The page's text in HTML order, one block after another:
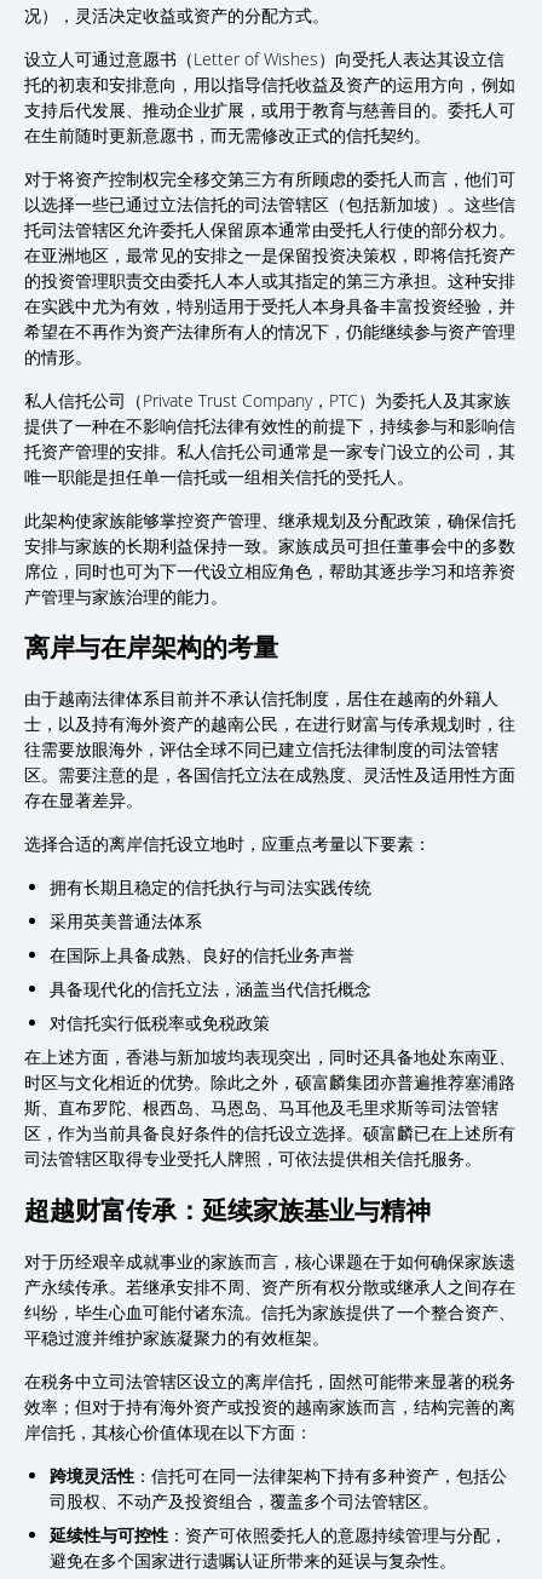
况），灵活决定收益或资产的分配方式。
设立人可通过意愿书（Letter of Wishes）向受托人表达其设立信
托的初衷和安排意向，用以指导信托收益及资产的运用方向，例如
支持后代发展、推动企业扩展，或用于教育与慈善目的。委托人可
在生前随时更新意愿书，而无需修改正式的信托契约。
对于将资产控制权完全移交第三方有所顾虑的委托人而言，他们可
以选择一些已通过立法信托的司法管辖区（包括新加坡）。这些信
托司法管辖区允许委托人保留原本通常由受托人行使的部分权力。
在亚洲地区，最常见的安排之一是保留投资决策权，即将信托资产
的投资管理职责交由委托人本人或其指定的第三方承担。这种安排
在实践中尤为有效，特别适用于受托人本身具备丰富投资经验，并
希望在不再作为资产法律所有人的情况下，仍能继续参与资产管理
的情形。
私人信托公司（Private Trust Company，PTC）为委托人及其家族
提供了一种在不影响信托法律有效性的前提下，持续参与和影响信
托资产管理的安排。私人信托公司通常是一家专门设立的公司，其
唯一职能是担任单一信托或一组相关信托的受托人。
此架构使家族能够掌控资产管理、继承规划及分配政策，确保信托
安排与家族的长期利益保持一致。家族成员可担任董事会中的多数
席位，同时也可为下一代设立相应角色，帮助其逐步学习和培养资
产管理与家族治理的能力。
离岸与在岸架构的考量
由于越南法律体系目前并不承认信托制度，居住在越南的外籍人
士，以及持有海外资产的越南公民，在进行财富与传承规划时，往
往需要放眼海外，评估全球不同已建立信托法律制度的司法管辖
区。需要注意的是，各国信托立法在成熟度、灵活性及适用性方面
存在显著差异。
选择合适的离岸信托设立地时，应重点考量以下要素：
拥有长期且稳定的信托执行与司法实践传统
采用英美普通法体系
在国际上具备成熟、良好的信托业务声誉
具备现代化的信托立法，涵盖当代信托概念
对信托实行低税率或免税政策
在上述方面，香港与新加坡均表现突出，同时还具备地处东南亚、
时区与文化相近的优势。除此之外，硕富麟集团亦普遍推荐塞浦路
斯、直布罗陀、根西岛、马恩岛、马耳他及毛里求斯等司法管辖
区，作为当前具备良好条件的信托设立选择。硕富麟已在上述所有
司法管辖区取得专业受托人牌照，可依法提供相关信托服务。
超越财富传承：延续家族基业与精神
对于历经艰辛成就事业的家族而言，核心课题在于如何确保家族遗
产永续传承。若继承安排不周、资产所有权分散或继承人之间存在
纠纷，毕生心血可能付诸东流。信托为家族提供了一个整合资产、
平稳过渡并维护家族凝聚力的有效框架。
在税务中立司法管辖区设立的离岸信托，固然可能带来显著的税务
效率；但对于持有海外资产或投资的越南家族而言，结构完善的离
岸信托，其核心价值体现在以下方面：
跨境灵活性 ：信托可在同一法律架构下持有多种资产，包括公
司股权、不动产及投资组合，覆盖多个司法管辖区。
延续性与可控性 ：资产可依照委托人的意愿持续管理与分配，
避免在多个国家进行遗嘱认证所带来的延误与复杂性。